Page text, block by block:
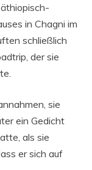
in Chagni im
schließlich
der sie
sie
ein Gedicht
als sie
er sich auf